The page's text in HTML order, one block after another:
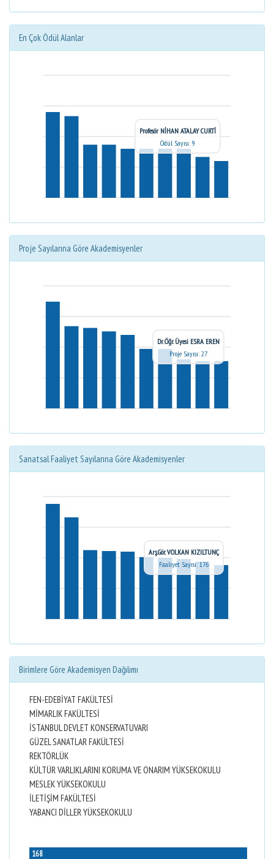
En Çok Ödül Alanlar
Profesör NİHAN ATALAY CURTİ
Ödül Sayısı: 9
Proje Sayılarına Göre Akademisyenler
Dr. Öğr. Üyesi ESRA EREN
Proje Sayısı: 27
Sanatsal Faaliyet Sayılarına Göre Akademisyenler
Arş.Gör. VOLKAN KIZILTUNÇ
Faaliyet Sayısı: 176
Birimlere Göre Akademisyen Dağılımı
FEN-EDEBİYAT FAKÜLTESİ
MİMARLIK FAKÜLTESİ
İSTANBUL DEVLET KONSERVATUVARI
GÜZEL SANATLAR FAKÜLTESİ
REKTÖRLÜK
KÜLTÜR VARLIKLARINI KORUMA VE ONARIM YÜKSEKOKULU
MESLEK YÜKSEKOKULU
İLETİŞİM FAKÜLTESİ
YABANCI DİLLER YÜKSEKOKULU
168